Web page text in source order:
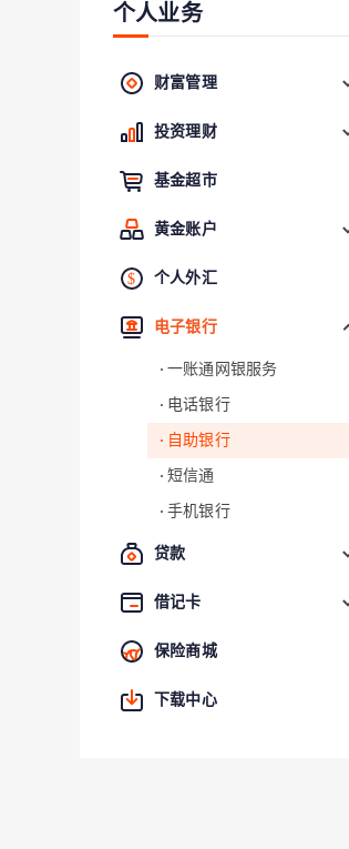
个人业务
财富管理
投资理财
基金超市
黄金账户
个人外汇
电子银行
一账通网银服务
电话银行
自助银行
短信通
手机银行
贷款
借记卡
保险商城
下载中心